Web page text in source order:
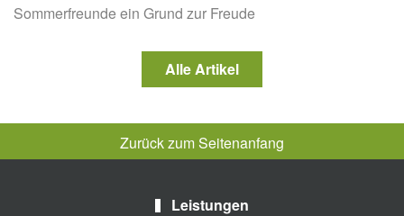
Sommerfreunde ein Grund zur Freude
Alle Artikel
Zurück zum Seitenanfang
Leistungen